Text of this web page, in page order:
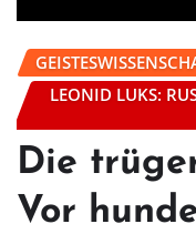
LEONID LUKS:
Die
Vor